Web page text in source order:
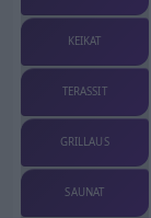
KEIKAT
TERASSIT
GRILLAUS
SAUNAT